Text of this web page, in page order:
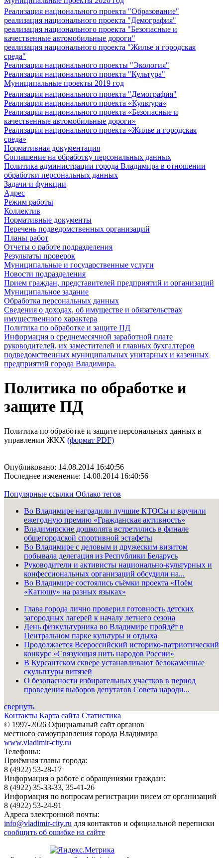
Реализация национального проекта "Образование"
реализация национального проекта "Демография"
реализация национального проекта "Безопасные и
качественные автомобильные дороги"
реализация национального проекта "Жилье и городская
среда"
Реализация национального проекты "Экология"
Реализация национального проекта "Культура"
Муниципальные проекты 2019 год
Реализация национального проекта "Демография"
Реализация национального проекта «Культура»
Реализация национального проекта «Безопасные и
качественные автомобильные дороги»
Реализация национального проекта «Жилье и городская
среда»
Нормативная документация
Соглашение на обработку персональных данных
Политика администрации города Владимира в отношении
обработки персональных данных
Задачи и функции
Адрес
Режим работы
Коллектив
Нормативные документы
Перечень подведомственных организаций
Планы работ
Отчеты о работе подразделения
Результаты проверок
Муниципальные и государственные услуги
Новости подразделения
Прием граждан, представителей предприятий и организаций
Муниципальное задание
Обработка персональных данных
Сведения о доходах, об имуществе и обязательствах
имущественного характера
Политика по обработке и защите ПД
Информация о среднемесячной заработной плате
руководителей, их заместителей и главных бухгалтеров
подведомственных муниципальных унитарных и казенных
предприятий города Владимира.
Политика по обработке и
защите ПД
Политика по обработке и защите персональных данных в
управлении ЖКХ (формат PDF)
Опубликовано: 14.08.2014 16:40:56
Последнее изменение: 14.08.2014 16:40:56
Популярные ссылки Облако тегов
Во Владимире наградили лучшие КТОСы и вручили
ежегодную премию «Гражданская активность»
Владимирские дошколята встретились в финале
общегородской спортивной эстафеты
Во Владимире с деловым и дружеским визитом
побывала делегация из Республики Беларусь
Руководители и активисты национально-культурных и
конфессиональных организаций обсудили на...
Во Владимире состоялись съёмки проекта «Поём
«Катюшу» на разных языках»
Глава города лично проверил готовность детских
загородных лагерей к началу летнего сезона
День физкультурника во Владимире пройдёт в
Центральном парке культуры и отдыха
Продолжается Всероссийский историко-патриотический
конкурс «Связующая нить народов России»
В Курсантском сквере устанавливают белокаменные
скульптуры витязей
О безопасности избирательных участков в период
проведения выборов депутатов Совета народн...
свернуть
Контакты Карта сайта Статистика
© 1997-2026 Официальный сайт органов
местного самоуправления города Владимира
www.vladimir-city.ru
Телефоны:
Приёмная главы города:
8 (4922) 53-28-17
Информация о работе с обращениями граждан:
8 (4922) 35-33-33, 35-41-26
Информация по вопросам регистрации писем от организаций
8 (4922) 53-24-91
Адреса электронной почты:
info@vladimir-city.ru для контактов и официальной переписки
сообщить об ошибке на сайте